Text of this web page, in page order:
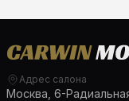
Адрес салона
Москва, 6-